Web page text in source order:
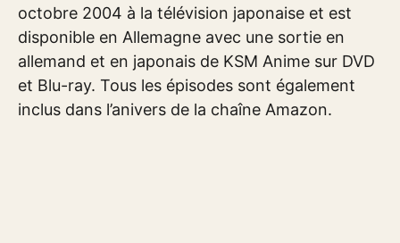
octobre 2004 à la télévision japonaise et est
disponible en Allemagne avec une sortie en
allemand et en japonais de KSM Anime sur DVD
et Blu-ray. Tous les épisodes sont également
inclus dans l’anivers de la chaîne Amazon.